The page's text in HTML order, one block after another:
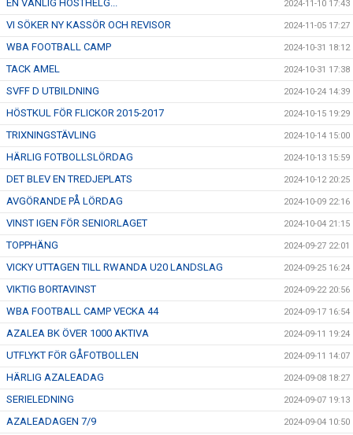
EN VANLIG HÖSTHELG... 2024-11-10 17:43
VI SÖKER NY KASSÖR OCH REVISOR 2024-11-05 17:27
WBA FOOTBALL CAMP 2024-10-31 18:12
TACK AMEL 2024-10-31 17:38
SVFF D UTBILDNING 2024-10-24 14:39
HÖSTKUL FÖR FLICKOR 2015-2017 2024-10-15 19:29
TRIXNINGSTÄVLING 2024-10-14 15:00
HÄRLIG FOTBOLLSLÖRDAG 2024-10-13 15:59
DET BLEV EN TREDJEPLATS 2024-10-12 20:25
AVGÖRANDE PÅ LÖRDAG 2024-10-09 22:16
VINST IGEN FÖR SENIORLAGET 2024-10-04 21:15
TOPPHÄNG 2024-09-27 22:01
VICKY UTTAGEN TILL RWANDA U20 LANDSLAG 2024-09-25 16:24
VIKTIG BORTAVINST 2024-09-22 20:56
WBA FOOTBALL CAMP VECKA 44 2024-09-17 16:54
AZALEA BK ÖVER 1000 AKTIVA 2024-09-11 19:24
UTFLYKT FÖR GÅFOTBOLLEN 2024-09-11 14:07
HÄRLIG AZALEADAG 2024-09-08 18:27
SERIELEDNING 2024-09-07 19:13
AZALEADAGEN 7/9 2024-09-04 10:50